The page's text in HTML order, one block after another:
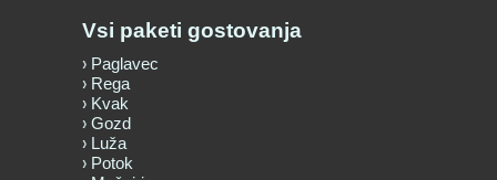
Vsi paketi gostovanja
Paglavec
Rega
Kvak
Gozd
Luža
Potok